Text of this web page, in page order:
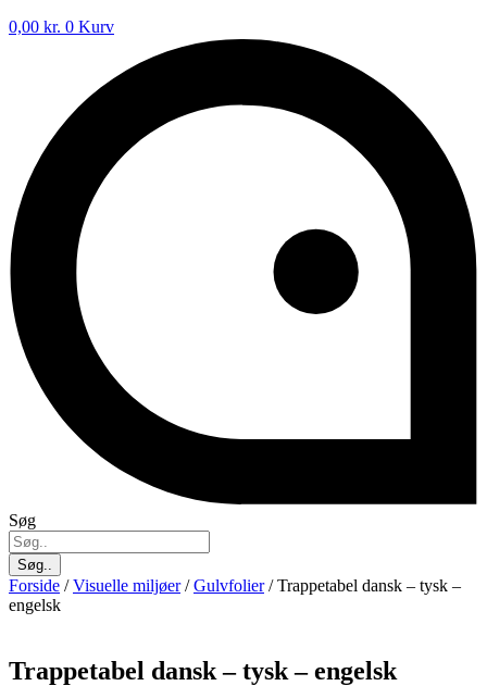
0,00 kr. 0 Kurv
Søg
Søg..
Forside /Visuelle miljøer/Gulvfolier/ Trappetabel dansk – tysk –
engelsk
Trappetabel dansk – tysk – engelsk